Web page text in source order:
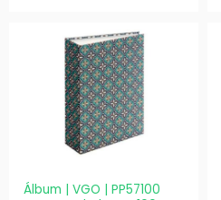
Álbum | VGO | PP57100